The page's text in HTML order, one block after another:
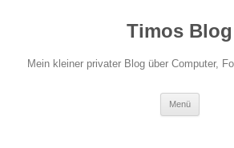
Timos Blog
Mein kleiner privater Blog über Computer,
Menü